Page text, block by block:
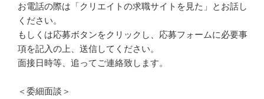
お電話の際は「クリエイトの求職サイトを見た」とお話し
ください。
もしくは応募ボタンをクリックし、応募フォームに必要事
項を記入の上、送信してください。
面接日時等、追ってご連絡致します。
＜委細面談＞